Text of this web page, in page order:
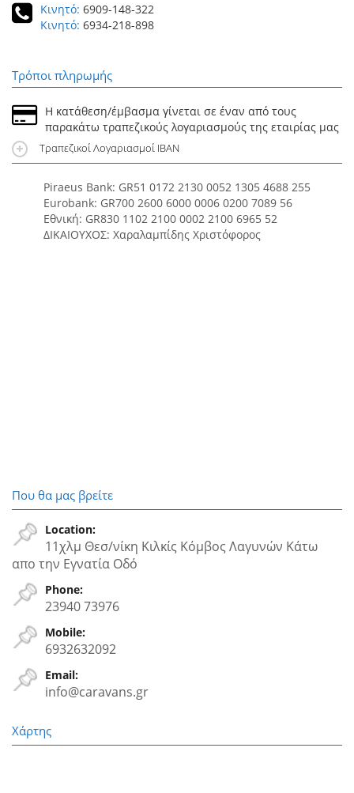
Κινητό: 6909-148-322
Κινητό: 6934-218-898
Τρόποι πληρωμής
Η κατάθεση/έμβασμα γίνεται σε έναν από τους
παρακάτω τραπεζικούς λογαριασμούς της εταιρίας μας
Τραπεζικοί Λογαριασμοί IBAN
Piraeus Bank: GR51 0172 2130 0052 1305 4688 255
Eurobank: GR700 2600 6000 0006 0200 7089 56
Εθνική: GR830 1102 2100 0002 2100 6965 52
ΔΙΚΑΙΟΥΧΟΣ: Χαραλαμπίδης Χριστόφορος
Που θα μας βρείτε
Location:
11χλμ Θεσ/νίκη Κιλκίς Κόμβος Λαγυνών Κάτω
απο την Εγνατία Oδό
Phone:
23940 73976
Mobile:
6932632092
Email:
info@caravans.gr
Χάρτης